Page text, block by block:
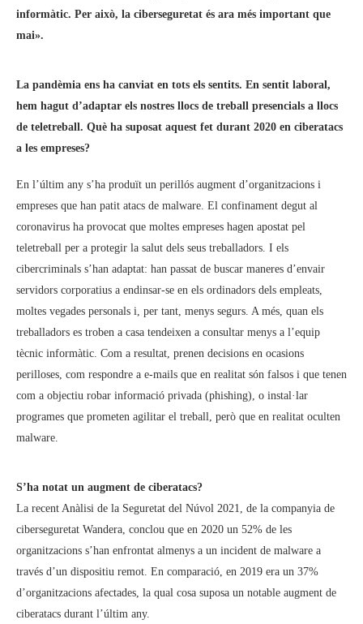
informàtic. Per això, la ciberseguretat és ara més important que
mai».
La pandèmia ens ha canviat en tots els sentits. En sentit laboral,
hem hagut d’adaptar els nostres llocs de treball presencials a llocs
de teletreball. Què ha suposat aquest fet durant 2020 en ciberatacs
a les empreses?
En l’últim any s’ha produït un perillós augment d’organitzacions i
empreses que han patit atacs de malware. El confinament degut al
coronavirus ha provocat que moltes empreses hagen apostat pel
teletreball per a protegir la salut dels seus treballadors. I els
cibercriminals s’han adaptat: han passat de buscar maneres d’envair
servidors corporatius a endinsar-se en els ordinadors dels empleats,
moltes vegades personals i, per tant, menys segurs. A més, quan els
treballadors es troben a casa tendeixen a consultar menys a l’equip
tècnic informàtic. Com a resultat, prenen decisions en ocasions
perilloses, com respondre a e-mails que en realitat són falsos i que tenen
com a objectiu robar informació privada (phishing), o instal·lar
programes que prometen agilitar el treball, però que en realitat oculten
malware.
S’ha notat un augment de ciberatacs?
La recent Anàlisi de la Seguretat del Núvol 2021, de la companyia de
ciberseguretat Wandera, conclou que en 2020 un 52% de les
organitzacions s’han enfrontat almenys a un incident de malware a
través d’un dispositiu remot. En comparació, en 2019 era un 37%
d’organitzacions afectades, la qual cosa suposa un notable augment de
ciberatacs durant l’últim any.